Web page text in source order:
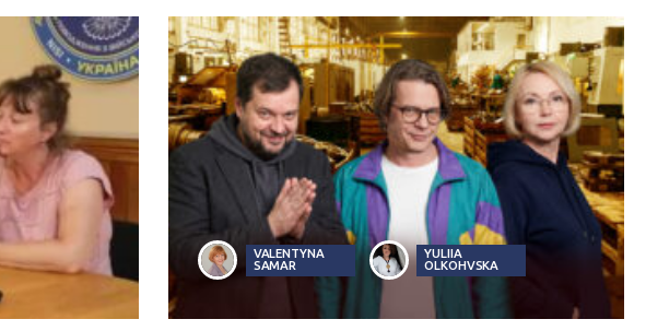
VALENTYNA
SAMAR
YULIIA
OLKOHVSKA